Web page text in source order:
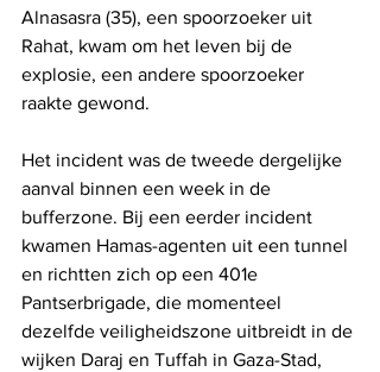
Alnasasra (35), een spoorzoeker uit
Rahat, kwam om het leven bij de
explosie, een andere spoorzoeker
raakte gewond.
Het incident was de tweede dergelijke
aanval binnen een week in de
bufferzone. Bij een eerder incident
kwamen Hamas-agenten uit een tunnel
en richtten zich op een 401e
Pantserbrigade, die momenteel
dezelfde veiligheidszone uitbreidt in de
wijken Daraj en Tuffah in Gaza-Stad,